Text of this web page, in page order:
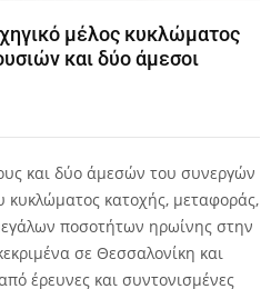
μέλος κυκλώματος
και δύο άμεσοι
και δύο άμεσών του συνεργών
κατοχής, μεταφοράς,
ποσοτήτων ηρωίνης στην
σε Θεσσαλονίκη και
έρευνες και συντονισμένες